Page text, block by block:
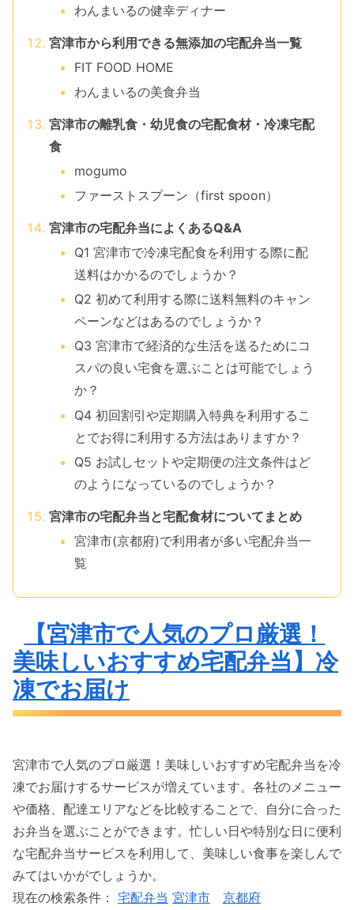
わんまいるの健幸ディナー
宮津市から利用できる無添加の宅配弁当一覧
FIT FOOD HOME
わんまいるの美食弁当
宮津市の離乳食・幼児食の宅配食材・冷凍宅配
食
mogumo
ファーストスプーン（first spoon）
宮津市の宅配弁当によくあるQ&A
Q1 宮津市で冷凍宅配食を利用する際に配
送料はかかるのでしょうか？
Q2 初めて利用する際に送料無料のキャン
ペーンなどはあるのでしょうか？
Q3 宮津市で経済的な生活を送るためにコ
スパの良い宅食を選ぶことは可能でしょう
か？
Q4 初回割引や定期購入特典を利用するこ
とでお得に利用する方法はありますか？
Q5 お試しセットや定期便の注文条件はど
のようになっているのでしょうか？
宮津市の宅配弁当と宅配食材についてまとめ
宮津市(京都府)で利用者が多い宅配弁当一
覧
【宮津市で人気のプロ厳選！
美味しいおすすめ宅配弁当】冷
凍でお届け
宮津市で人気のプロ厳選！美味しいおすすめ宅配弁当を冷
凍でお届けするサービスが増えています。各社のメニュー
や価格、配達エリアなどを比較することで、自分に合った
お弁当を選ぶことができます。忙しい日や特別な日に便利
な宅配弁当サービスを利用して、美味しい食事を楽しんで
みてはいかがでしょうか。
現在の検索条件： 宅配弁当 宮津市 京都府